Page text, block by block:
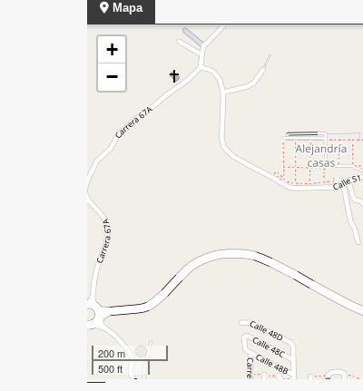
Mapa
+
−
200 m
500 ft